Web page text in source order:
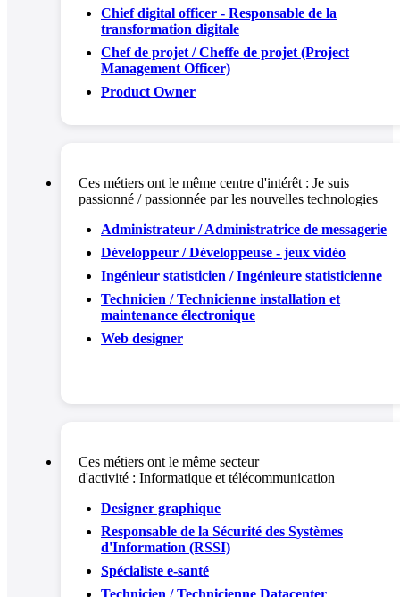
Chief digital officer - Responsable de la
transformation digitale
Chef de projet / Cheffe de projet (Project
Management Officer)
Product Owner
Ces métiers ont le même centre d'intérêt : Je suis
passionné / passionnée par les nouvelles technologies
Administrateur / Administratrice de messagerie
Développeur / Développeuse - jeux vidéo
Ingénieur statisticien / Ingénieure statisticienne
Technicien / Technicienne installation et
maintenance électronique
Web designer
Ces métiers ont le même secteur
d'activité : Informatique et télécommunication
Designer graphique
Responsable de la Sécurité des Systèmes
d'Information (RSSI)
Spécialiste e-santé
Technicien / Technicienne Datacenter